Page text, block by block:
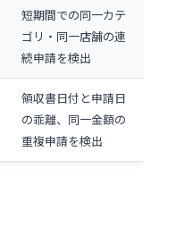
短期間での同一カテ
ゴリ・同一店舗の連
続申請を検出
領収書日付と申請日
の乖離、同一金額の
重複申請を検出